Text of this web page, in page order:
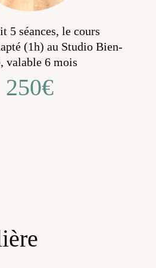
5 séances, le cours
(1h) au Studio Bien-
valable 6 mois
250€